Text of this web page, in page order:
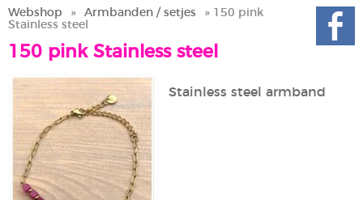
Webshop » Armbanden / setjes
» 150 pink
Stainless steel
150 pink Stainless steel
Stainless steel armband